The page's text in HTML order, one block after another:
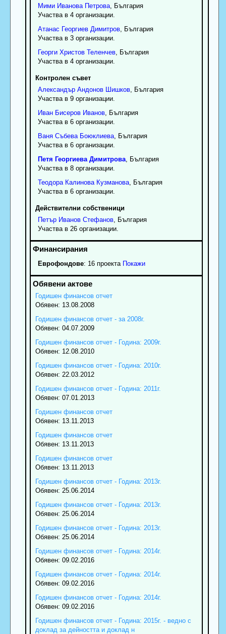
Мими Иванова Петрова, България
Участва в 4 организации.
Атанас Георгиев Димитров, България
Участва в 3 организации.
Георги Христов Теленчев, България
Участва в 4 организации.
Контролен съвет
Александър Андонов Шишков, България
Участва в 9 организации.
Иван Бисеров Иванов, България
Участва в 6 организации.
Ваня Събева Боюклиева, България
Участва в 6 организации.
Петя Георгиева Димитрова, България
Участва в 8 организации.
Теодора Калинова Кузманова, България
Участва в 6 организации.
Действителни собственици
Петър Иванов Стефанов, България
Участва в 26 организации.
Еврофондове: 16 проекта Покажи
Годишен финансов отчет
Обявен: 13.08.2008
Годишен финансов отчет - за 2008г.
Обявен: 04.07.2009
Годишен финансов отчет - Година: 2009г.
Обявен: 12.08.2010
Годишен финансов отчет - Година: 2010г.
Обявен: 22.03.2012
Годишен финансов отчет - Година: 2011г.
Обявен: 07.01.2013
Годишен финансов отчет
Обявен: 13.11.2013
Годишен финансов отчет
Обявен: 13.11.2013
Годишен финансов отчет
Обявен: 13.11.2013
Годишен финансов отчет - Година: 2013г.
Обявен: 25.06.2014
Годишен финансов отчет - Година: 2013г.
Обявен: 25.06.2014
Годишен финансов отчет - Година: 2013г.
Обявен: 25.06.2014
Годишен финансов отчет - Година: 2014г.
Обявен: 09.02.2016
Годишен финансов отчет - Година: 2014г.
Обявен: 09.02.2016
Годишен финансов отчет - Година: 2014г.
Обявен: 09.02.2016
Годишен финансов отчет - Година: 2015г. - ведно с
доклад за дейността и доклад н